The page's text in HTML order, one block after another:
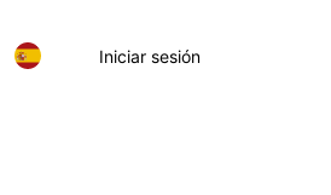
Iniciar sesión